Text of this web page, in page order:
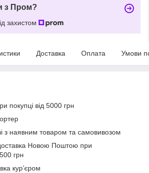
з Пром?
захистом
Доставка Оплата Умови
покупці від 5000 грн
з наявним товаром та самовивозом
Новою Поштою при
грн
кур’єром